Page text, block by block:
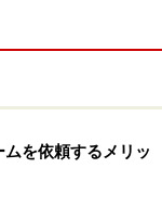
を依頼するメリッ